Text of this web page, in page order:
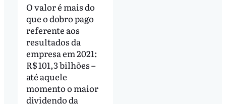
O valor é mais do
que o dobro pago
referente aos
resultados da
empresa em 2021:
R$ 101,3 bilhões –
até aquele
momento o maior
dividendo da